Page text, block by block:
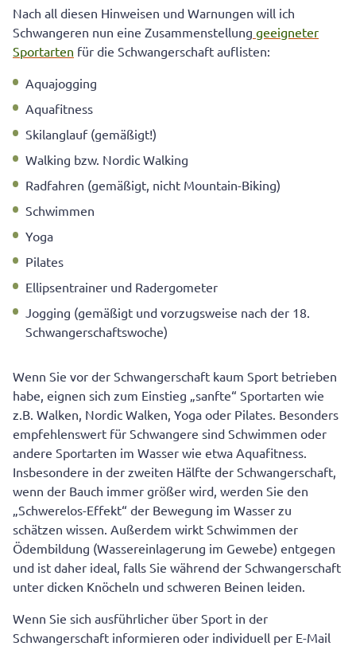
Nach all diesen Hinweisen und Warnungen will ich
Schwangeren nun eine Zusammenstellung geeigneter
Sportarten für die Schwangerschaft auflisten:
Aquajogging
Aquafitness
Skilanglauf (gemäßigt!)
Walking bzw. Nordic Walking
Radfahren (gemäßigt, nicht Mountain-Biking)
Schwimmen
Yoga
Pilates
Ellipsentrainer und Radergometer
Jogging (gemäßigt und vorzugsweise nach der 18.
Schwangerschaftswoche)
Wenn Sie vor der Schwangerschaft kaum Sport betrieben
habe, eignen sich zum Einstieg „sanfte“ Sportarten wie
z.B. Walken, Nordic Walken, Yoga oder Pilates. Besonders
empfehlenswert für Schwangere sind Schwimmen oder
andere Sportarten im Wasser wie etwa Aquafitness.
Insbesondere in der zweiten Hälfte der Schwangerschaft,
wenn der Bauch immer größer wird, werden Sie den
„Schwerelos-Effekt“ der Bewegung im Wasser zu
schätzen wissen. Außerdem wirkt Schwimmen der
Ödembildung (Wassereinlagerung im Gewebe) entgegen
und ist daher ideal, falls Sie während der Schwangerschaft
unter dicken Knöcheln und schweren Beinen leiden.
Wenn Sie sich ausführlicher über Sport in der
Schwangerschaft informieren oder individuell per E-Mail